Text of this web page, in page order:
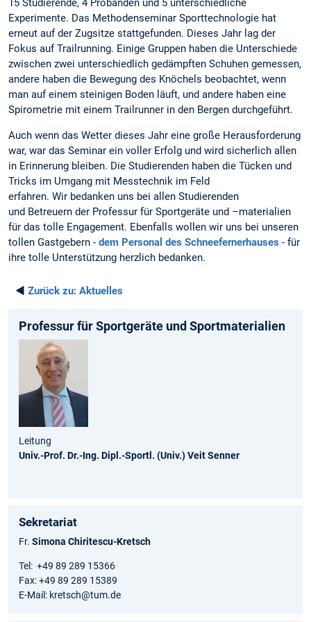
erneut auf der Zugsitze stattgefunden. Dieses Jahr lag der
Fokus auf Trailrunning. Einige Gruppen haben die Unterschiede
zwischen zwei unterschiedlich gedämpften Schuhen gemessen,
andere haben die Bewegung des Knöchels beobachtet, wenn
man auf einem steinigen Boden läuft, und andere haben eine
Spirometrie mit einem Trailrunner in den Bergen durchgeführt.
Auch wenn das Wetter dieses Jahr eine große Herausforderung
in Erinnerung bleiben. Die Studierenden haben die Tücken und
Tricks im Umgang mit Messtechnik im Feld
erfahren. Wir bedanken uns bei allen Studierenden
und Betreuern der Professur für Sportgeräte und –materialien
für das tolle Engagement. Ebenfalls wollen wir uns bei unseren
tollen Gastgebern - dem Personal des Schneefernerhauses- für
ihre tolle Unterstützung herzlich bedanken.
Aktuelles
Leitung
Univ.-Prof. Dr.-Ing. Dipl.-Sportl. (Univ.) Veit Senner
Fr. Simona Chiritescu-Kretsch
Tel: +49 89 289 15366
E-Mail: kretsch@tum.de